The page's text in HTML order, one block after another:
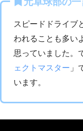
スピードドライブ
われることも多い
思っていました。
ェクトマスター 」
います。